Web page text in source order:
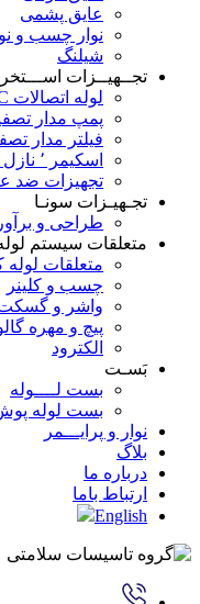
عایق پشمی
نوار چسب و
شیلنگ
تجــهیــزات
لوله اتصالات U-PVC
پمپ مدار
فیلتر مدار
اسکیمر ٬ نازل و کفشور
تجهیزات ضد
تجـهیـزات سونـا
طراحی و
متعلقات سیستم
متعلقات
چسب و کلینر
واشر و
پیچ و مهره
الکترود
بَسـت
بست لــــوله
بست لوله
نوار و پرایـــمر
بلاگ
درباره ما
ارتباط باما
English